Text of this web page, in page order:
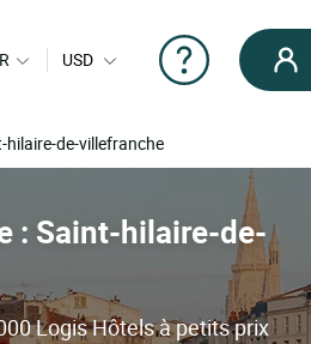
USD
hilaire-de-villefranche
: Saint-hilaire-de-
Logis Hôtels à petits prix